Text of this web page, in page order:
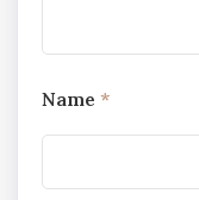
Name *